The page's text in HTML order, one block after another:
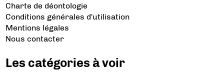
Charte de déontologie
Conditions générales d'utilisation
Mentions légales
Nous contacter
Les catégories à voir